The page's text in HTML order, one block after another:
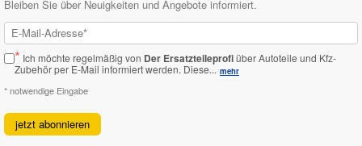
Bleiben Sie über Neuigkeiten und Angebote informiert.
* Ich möchte regelmäßig von Der Ersatzteileprofiüber Autoteile und Kfz-
Zubehör per E-Mail informiert werden. Diese... mehr
* notwendige Eingabe
jetzt abonnieren